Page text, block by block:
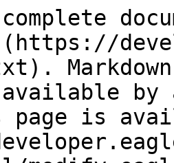
by
page is